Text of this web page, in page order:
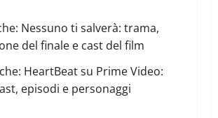
Nessuno ti salverà: trama,
del finale e cast del film
HeartBeat su Prime Video:
episodi e personaggi